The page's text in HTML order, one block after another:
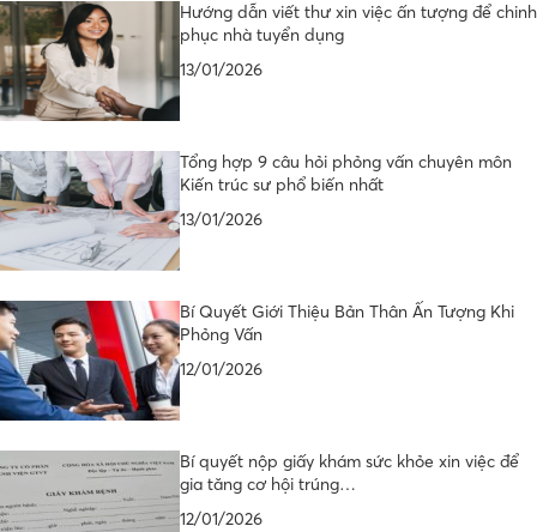
Hướng dẫn viết thư xin việc ấn tượng để chinh
phục nhà tuyển dụng
13/01/2026
Tổng hợp 9 câu hỏi phỏng vấn chuyên môn
Kiến trúc sư phổ biến nhất
13/01/2026
Bí Quyết Giới Thiệu Bản Thân Ấn Tượng Khi
Phỏng Vấn
12/01/2026
Bí quyết nộp giấy khám sức khỏe xin việc để
gia tăng cơ hội trúng…
12/01/2026